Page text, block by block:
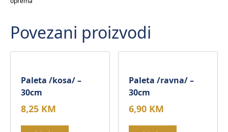
Povezani proizvodi
Paleta /kosa/ –
30cm
8,25 KM
Paleta /ravna/ –
30cm
6,90 KM